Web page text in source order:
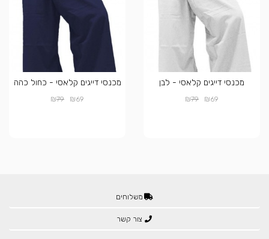
מכנסי דייגים קלאסי - לבן
₪69
₪79
מכנסי דייגים קלאסי - כחול כהה
₪69
₪79
משלוחים
צור קשר